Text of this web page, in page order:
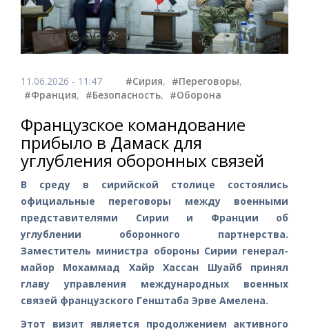
11.06.2026 - 11:47 #Сирия, #Переговоры,
#Франция, #Безопасность, #Оборона
Французское командование
прибыло в Дамаск для
углубления оборонных связей
В среду в сирийской столице состоялись
официальные переговоры между военными
представителями Сирии и Франции об
углублении оборонного партнерства.
Заместитель министра обороны Сирии генерал-
майор Мохаммад Хайр Хассан Шуайб принял
главу управления международных военных
связей французского Генштаба Эрве Амелена.
Этот визит является продолжением активного